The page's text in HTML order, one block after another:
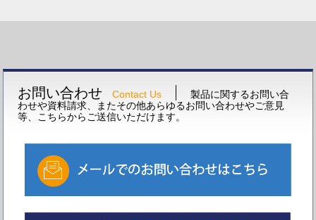
お問い合わせ Contact Us
製品に関するお問い合
わせや資料請求、またその他あらゆるお問い合わせやご意見
等、こちらからご送信いただけます。